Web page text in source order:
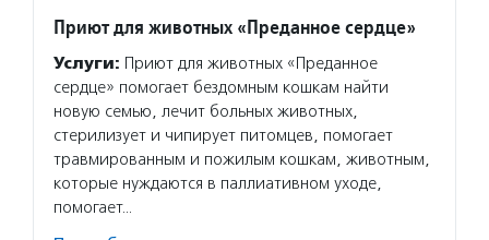
Приют для животных «Преданное сердце»
Услуги: Приют для животных «Преданное
сердце» помогает бездомным кошкам найти
новую семью, лечит больных животных,
стерилизует и чипирует питомцев, помогает
травмированным и пожилым кошкам, животным,
которые нуждаются в паллиативном уходе,
помогает…